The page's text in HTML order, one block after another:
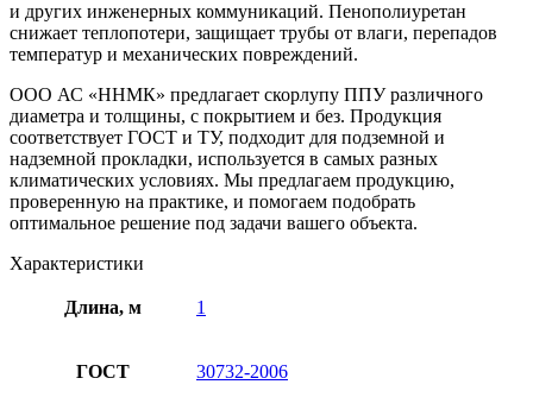
и других инженерных коммуникаций. Пенополиуретан
снижает теплопотери, защищает трубы от влаги, перепадов
температур и механических повреждений.
ООО АС «ННМК» предлагает скорлупу ППУ различного
диаметра и толщины, с покрытием и без. Продукция
соответствует ГОСТ и ТУ, подходит для подземной и
надземной прокладки, используется в самых разных
климатических условиях. Мы предлагаем продукцию,
проверенную на практике, и помогаем подобрать
оптимальное решение под задачи вашего объекта.
Характеристики
Длина, м 1
ГОСТ 30732-2006